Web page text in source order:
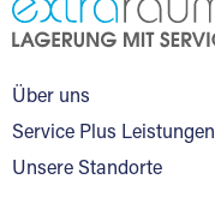
Über uns
Service Plus Leistungen
Unsere Standorte